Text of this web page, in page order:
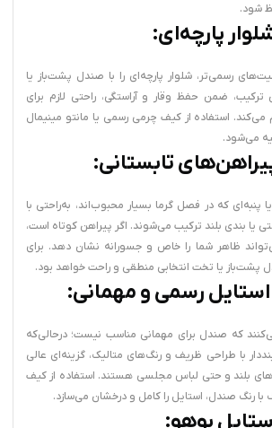
شود.
رسمی‌تر، شلوار پارچه‌ای را با صندل پشت‌باز یا
ضمن حفظ وقار و آراستگی، راحتی لازم برای
می‌کند. استفاده از کیف چرمی رسمی یا مانتو مینیمال
می‌شود.
پنبه‌ای که در فصل گرما بسیار محبوب‌اند، به‌راحتی با
یا بندی بلند ترکیب می‌شوند. اگر پیراهن کوتاه است،
ظاهر شما را خاص و جسورانه نشان دهد. برای
پشت‌باز یا تخت انتخابی منطقی و راحت خواهد بود.
که صندل برای مهمانی مناسب نیست؛ درحالی‌که
با طراحی ظریف و رنگ‌های متالیک، گزینه‌ای عالی
بلند و حتی لباس مجلسی هستند. استفاده از کیف
با رنگ صندل، استایل را کامل و درخشان می‌سازد.